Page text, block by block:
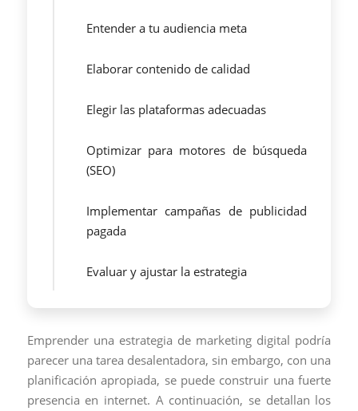
Entender a tu audiencia meta
Elaborar contenido de calidad
Elegir las plataformas adecuadas
Optimizar para motores de búsqueda
(SEO)
Implementar campañas de publicidad
pagada
Evaluar y ajustar la estrategia
Emprender una estrategia de marketing digital podría
parecer una tarea desalentadora, sin embargo, con una
planificación apropiada, se puede construir una fuerte
presencia en internet. A continuación, se detallan los